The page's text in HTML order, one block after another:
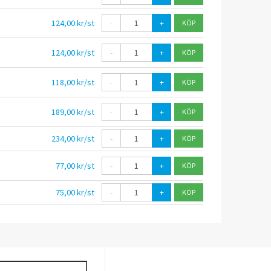
124,00 kr/st - +
124,00 kr/st - +
118,00 kr/st - +
189,00 kr/st - +
234,00 kr/st - +
77,00 kr/st - +
75,00 kr/st - +